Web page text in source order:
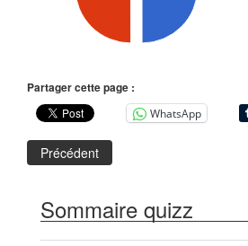
Partager cette page :
WhatsApp
Précédent
Sommaire quizz